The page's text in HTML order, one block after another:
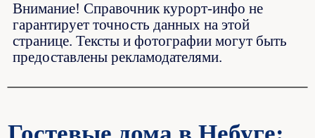
Внимание! Справочник курорт-инфо не
гарантирует точность данных на этой
странице. Тексты и фотографии могут быть
предоставлены рекламодателями.